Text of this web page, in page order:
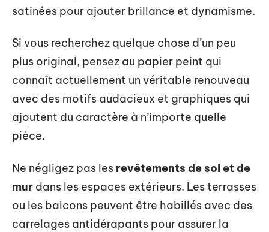
satinées pour ajouter brillance et dynamisme.
Si vous recherchez quelque chose d’un peu
plus original, pensez au papier peint qui
connaît actuellement un véritable renouveau
avec des motifs audacieux et graphiques qui
ajoutent du caractère à n’importe quelle
pièce.
Ne négligez pas les revêtements de sol et de
mur dans les espaces extérieurs. Les terrasses
ou les balcons peuvent être habillés avec des
carrelages antidérapants pour assurer la